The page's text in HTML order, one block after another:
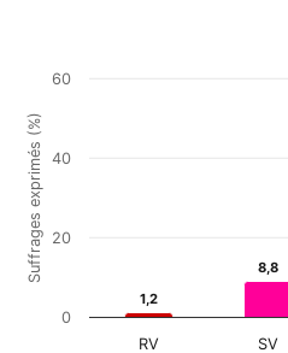
Suffrages exprimés (%)
1,2
1,2
8,8
8,8
RV SV
0
20
40
60